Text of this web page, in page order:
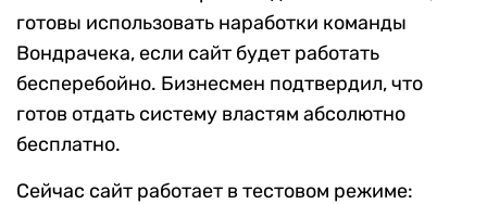
готовы использовать наработки команды
Вондрачека, если сайт будет работать
бесперебойно. Бизнесмен подтвердил, что
готов отдать систему властям абсолютно
бесплатно.
Сейчас сайт работает в тестовом режиме: